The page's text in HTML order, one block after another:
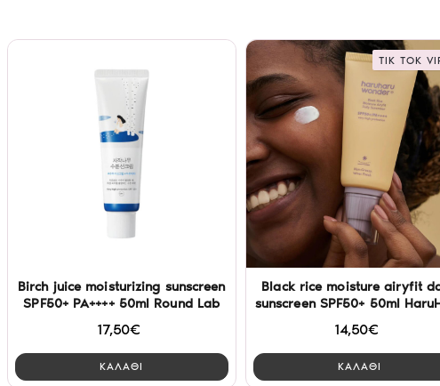
Birch juice moisturizing sunscreen
SPF50+ PA++++ 50ml Round Lab
17,50€
ΚΑΛΑΘΙ
TIK TOK
Black rice moisture airyfit
sunscreen SPF50+ 50ml
Wonder
14,50€
ΚΑΛΑΘΙ